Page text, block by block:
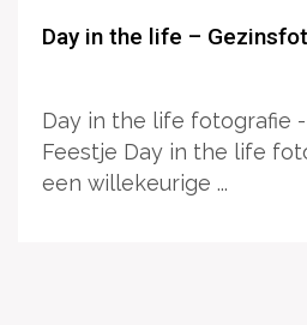
Day in the life –
Day in the life fotografie
Feestje Day in the life
een willekeurige ...